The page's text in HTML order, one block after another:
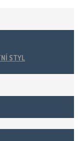
STYL